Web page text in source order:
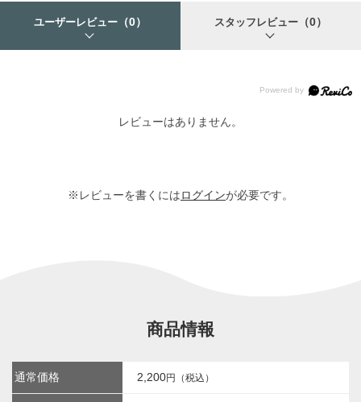
ユーザーレビュー （0） スタッフレビュー （0）
レビューはありません。
※レビューを書くにはログインが必要です。
商品情報
通常価格 2,200円（税込）